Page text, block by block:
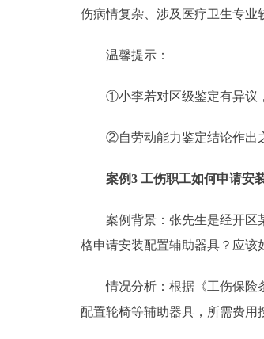
伤病情复杂、涉及医疗卫生专业
温馨提示：
①小李若对区级鉴定有异议，
②自劳动能力鉴定结论作出之
案例3 工伤职工如何申请安装
案例背景：张先生是经开区某
格申请安装配置辅助器具？应该
情况分析：根据《工伤保险条
配置轮椅等辅助器具，所需费用